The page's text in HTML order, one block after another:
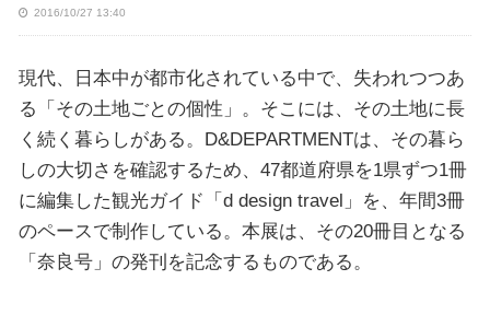
2016/10/27 13:40
現代、日本中が都市化されている中で、失われつつあ
る「その土地ごとの個性」。そこには、その土地に長
く続く暮らしがある。D&DEPARTMENTは、その暮ら
しの大切さを確認するため、47都道府県を1県ずつ1冊
に編集した観光ガイド「d design travel」を、年間3冊
のペースで制作している。本展は、その20冊目となる
「奈良号」の発刊を記念するものである。